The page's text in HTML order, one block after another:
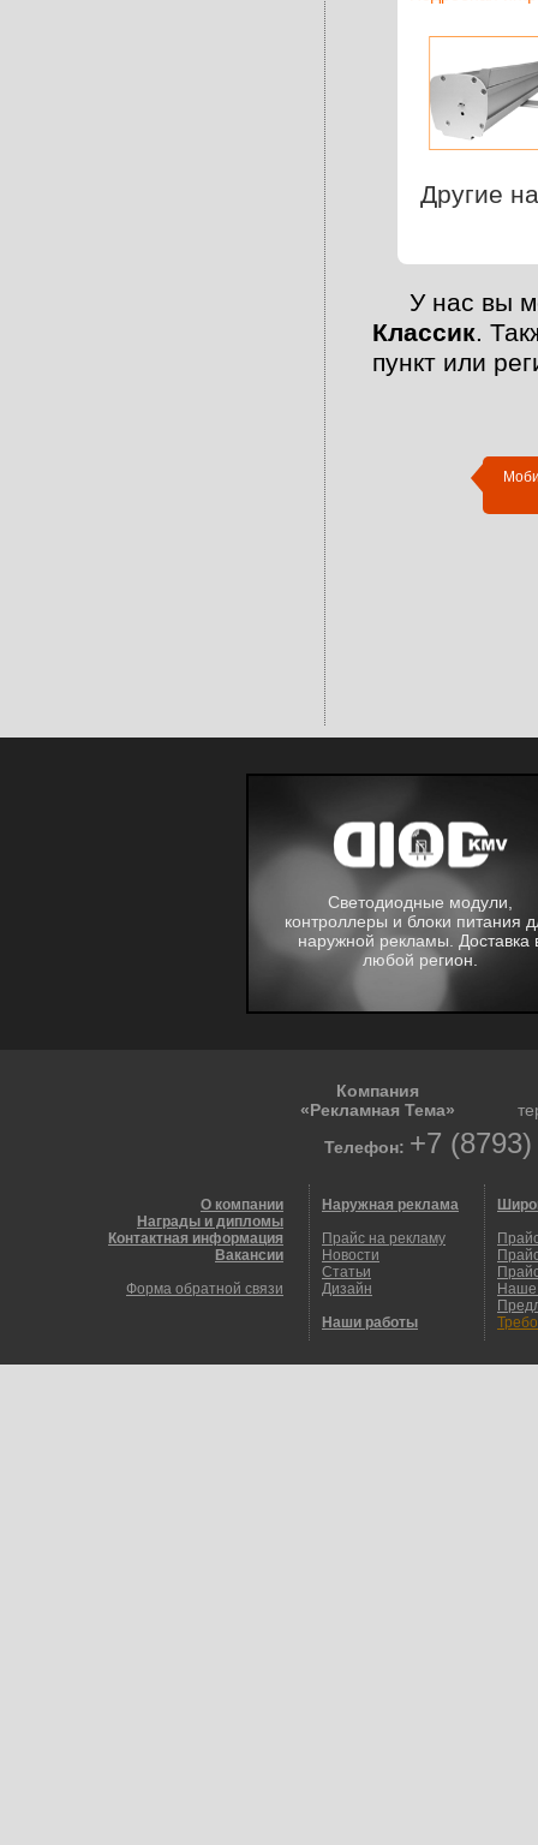
Другие
У нас вы
Классик.
пункт или
Светодиодные модули,
контроллеры и блоки питания
наружной рекламы. Доставка
любой регион.
Компания
«Рекламная Тема»
Телефон: +7
О компании
Награды и дипломы
Контактная информация
Вакансии
Форма обратной связи
Наружная реклама
Прайс на рекламу
Новости
Статьи
Дизайн
Наши работы
Наше